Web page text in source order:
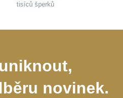
tisíců šperků
novinek.